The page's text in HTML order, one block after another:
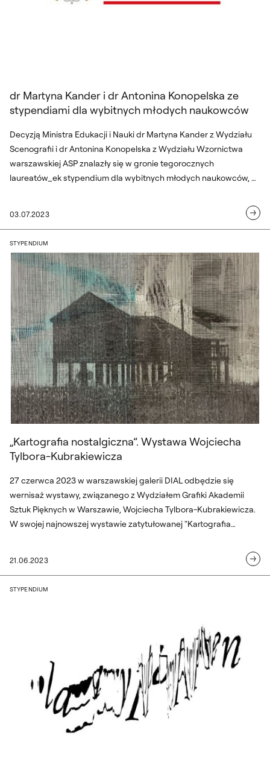
dr Martyna Kander i dr Antonina Konopelska ze
stypendiami dla wybitnych młodych naukowców
Decyzją Ministra Edukacji i Nauki dr Martyna Kander z Wydziału
Scenografii i dr Antonina Konopelska z Wydziału Wzornictwa
warszawskiej ASP znalazły się w gronie tegorocznych
laureatów_ek stypendium dla wybitnych młodych naukowców, w
03.07.2023
„Kartografia nostalgiczna”. Wystawa
STYPENDIUM
„Kartografia nostalgiczna”. Wystawa Wojciecha
Tylbora-Kubrakiewicza
27 czerwca 2023 w warszawskiej galerii DIAL odbędzie się
wernisaż wystawy, związanego z Wydziałem Grafiki Akademii
Sztuk Pięknych w Warszawie, Wojciecha Tylbora-Kubrakiewicza.
W swojej najnowszej wystawie zatytułowanej "Kartografia
21.06.2023
„Playpen”. Wystawa Mateusza
STYPENDIUM